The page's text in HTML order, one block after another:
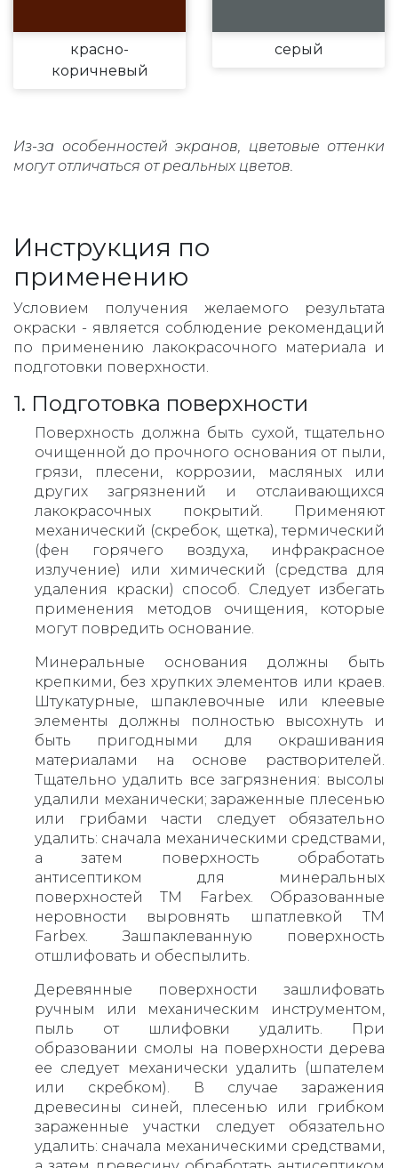
красно-
коричневый
серый
Из-за особенностей экранов, цветовые оттенки
могут отличаться от реальных цветов.
Инструкция по
применению
Условием получения желаемого результата
окраски - является соблюдение рекомендаций
по применению лакокрасочного материала и
подготовки поверхности.
1. Подготовка поверхности
Поверхность должна быть сухой, тщательно
очищенной до прочного основания от пыли,
грязи, плесени, коррозии, масляных или
других загрязнений и отслаивающихся
лакокрасочных покрытий. Применяют
механический (скребок, щетка), термический
(фен горячего воздуха, инфракрасное
излучение) или химический (средства для
удаления краски) способ. Следует избегать
применения методов очищения, которые
могут повредить основание.
Минеральные основания должны быть
крепкими, без хрупких элементов или краев.
Штукатурные, шпаклевочные или клеевые
элементы должны полностью высохнуть и
быть пригодными для окрашивания
материалами на основе растворителей.
Тщательно удалить все загрязнения: высолы
удалили механически; зараженные плесенью
или грибами части следует обязательно
удалить: сначала механическими средствами,
а затем поверхность обработать
антисептиком для минеральных
поверхностей ТМ Farbex. Образованные
неровности выровнять шпатлевкой ТМ
Farbex. Зашпаклеванную поверхность
отшлифовать и обеспылить.
Деревянные поверхности зашлифовать
ручным или механическим инструментом,
пыль от шлифовки удалить. При
образовании смолы на поверхности дерева
ее следует механически удалить (шпателем
или скребком). В случае заражения
древесины синей, плесенью или грибком
зараженные участки следует обязательно
удалить: сначала механическими средствами,